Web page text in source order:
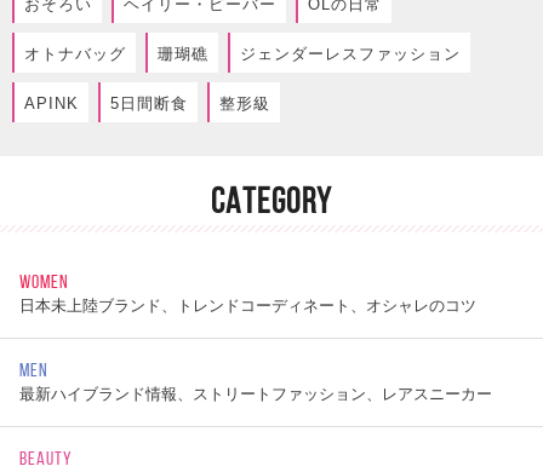
おそろい ヘイリー・ビーバー OLの日常
オトナバッグ 珊瑚礁 ジェンダーレスファッション
APINK 5日間断食 整形級
CATEGORY
WOMEN
日本未上陸ブランド、トレンドコーディネート、オシャレのコツ
MEN
最新ハイブランド情報、ストリートファッション、レアスニーカー
BEAUTY